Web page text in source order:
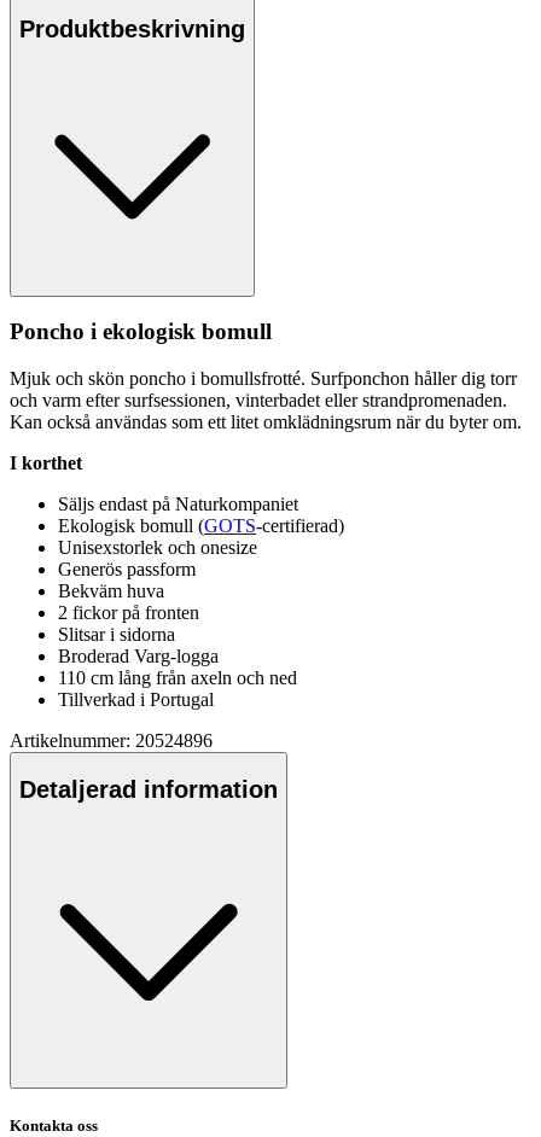
Produktbeskrivning
Poncho i ekologisk bomull
Mjuk och skön poncho i bomullsfrotté. Surfponchon håller dig torr
och varm efter surfsessionen, vinterbadet eller strandpromenaden.
Kan också användas som ett litet omklädningsrum när du byter om.
I korthet
Säljs endast på Naturkompaniet
Ekologisk bomull (GOTS-certifierad)
Unisexstorlek och onesize
Generös passform
Bekväm huva
2 fickor på fronten
Slitsar i sidorna
Broderad Varg-logga
110 cm lång från axeln och ned
Tillverkad i Portugal
Artikelnummer: 20524896
Detaljerad information
Kontakta oss